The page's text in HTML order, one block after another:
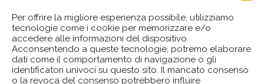
Per offrire la migliore esperienza possibile, utilizziamo
tecnologie come i cookie per memorizzare e/o
accedere alle informazioni del dispositivo.
Acconsentendo a queste tecnologie, potremo elaborare
dati come il comportamento di navigazione o gli
identificatori univoci su questo sito. Il mancato consenso
o la revoca del consenso potrebbero influire